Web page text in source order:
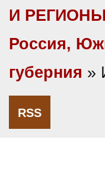
И РЕГИОНЫ
Россия,
губерния »
RSS